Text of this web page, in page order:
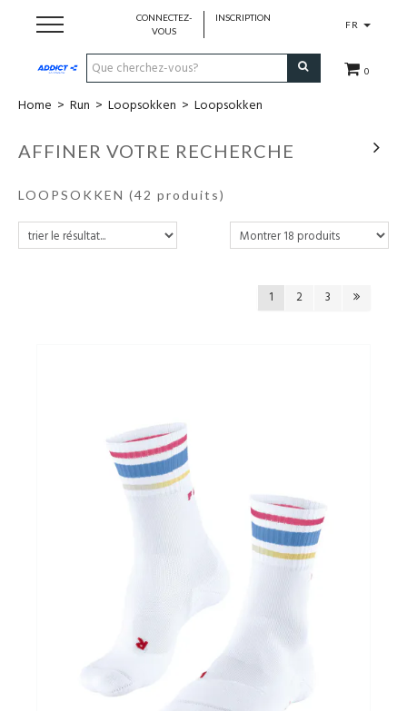
FR
0
CONNECTEZ-
VOUS
INSCRIPTION
Cadeaubon
Loopschoenen
Sportvoeding
Home > Run > Loopsokken > Loopsokken
AFFINER VOTRE RECHERCHE
LOOPSOKKEN (42 produits)
1 2 3